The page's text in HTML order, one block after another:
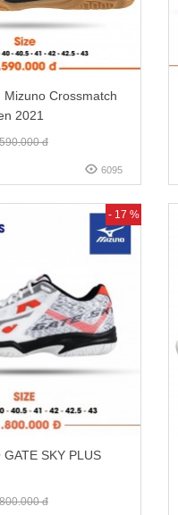
Crossmatch
2021
đ
6095
- 17 %
SKY PLUS
đ